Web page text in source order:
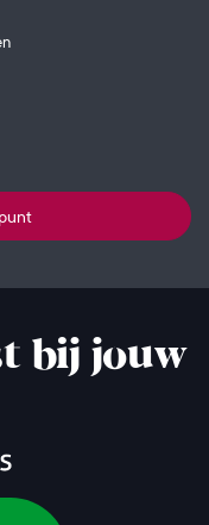
bij jouw